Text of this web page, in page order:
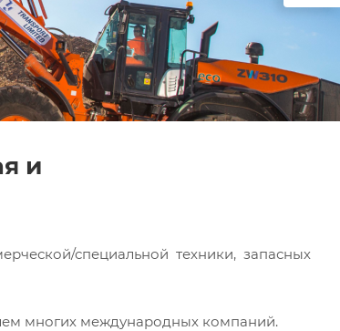
и
специальной техники, запасных
многих международных компаний.